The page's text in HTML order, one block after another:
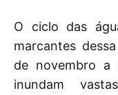
O ciclo das
marcantes
de novembro a
inundam